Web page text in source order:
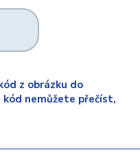
z obrázku do
nemůžete přečíst,